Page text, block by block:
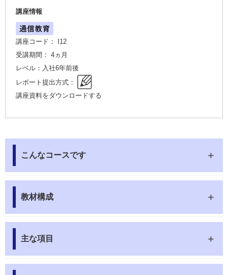
講座情報
講座コード： I12
受講期間： 4ヵ月
レベル：入社6年前後
レポート提出方式：
講座資料をダウンロードする
こんなコースです
教材構成
主な項目